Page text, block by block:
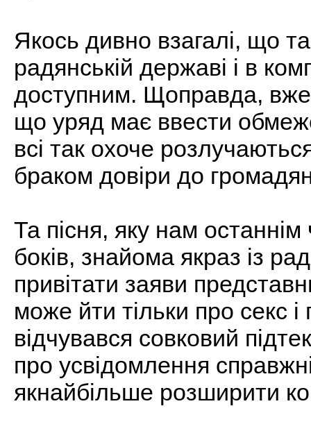
Якось дивно взагалі, що
радянській державі і в
доступним. Щоправда, вже
що уряд має ввести
всі так охоче
браком довіри до
Та пісня, яку нам
боків, знайома якраз із
привітати заяви
може йти тільки про секс
відчувався совковий
про усвідомлення
якнайбільше розширити